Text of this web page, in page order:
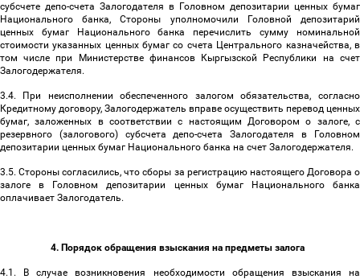
субсчете депо-счета Залогодателя в Головном депозитарии ценных бумаг
Национального банка, Стороны уполномочили Головной депозитарий
ценных бумаг Национального банка перечислить сумму номинальной
стоимости указанных ценных бумаг со счета Центрального казначейства, в
том числе при Министерстве финансов Кыргызской Республики на счет
Залогодержателя.
3.4. При неисполнении обеспеченного залогом обязательства, согласно
Кредитному договору, Залогодержатель вправе осуществить перевод ценных
бумаг, заложенных в соответствии с настоящим Договором о залоге, с
резервного (залогового) субсчета депо-счета Залогодателя в Головном
депозитарии ценных бумаг Национального банка на счет Залогодержателя.
3.5. Стороны согласились, что сборы за регистрацию настоящего Договора о
залоге в Головном депозитарии ценных бумаг Национального банка
оплачивает Залогодатель.
4. Порядок обращения взыскания на предметы залога
4.1. В случае возникновения необходимости обращения взыскания на